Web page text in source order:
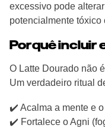
excessivo pode
potencialmente
Porquê incluir
O Latte Dourado não
Um verdadeiro ritual
✔️ Acalma a mente e
✔️ Fortalece o Agni